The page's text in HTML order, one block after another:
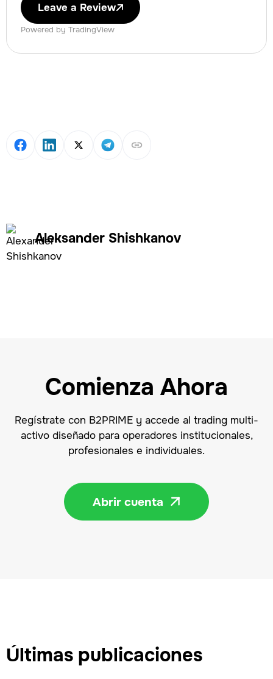
Aleksander Shishkanov
Leave a Review
Powered by TradingView
Comienza Ahora
Regístrate con B2PRIME y accede al trading multi-
activo diseñado para operadores institucionales,
profesionales e individuales.
Abrir cuenta 
Últimas publicaciones